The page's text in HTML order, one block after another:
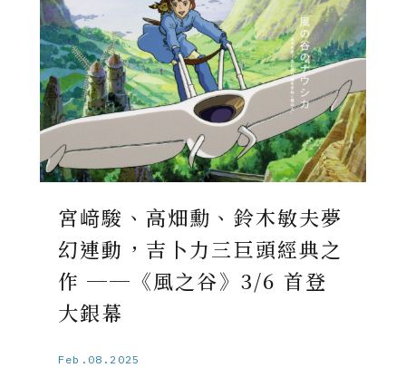
宮﨑駿、高畑勳、鈴木敏夫夢
幻連動，吉卜力三巨頭經典之
作 ──《風之谷》3/6 首登
大銀幕
Feb.08.2025